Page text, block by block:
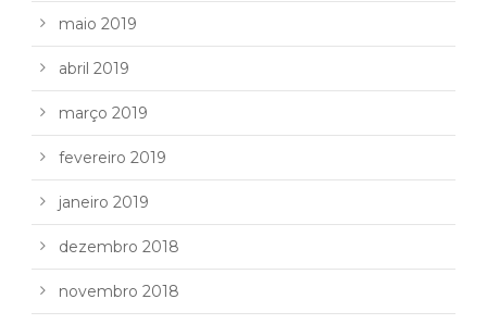
maio 2019
abril 2019
março 2019
fevereiro 2019
janeiro 2019
dezembro 2018
novembro 2018